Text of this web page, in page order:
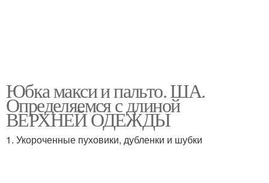
Юбка макси и пальто. ША.
Определяемся с длиной
ВЕРХНЕЙ ОДЕЖДЫ
1. Укороченные пуховики, дубленки и шубки